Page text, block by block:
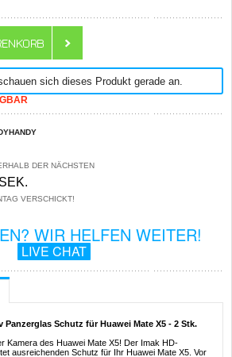
sich dieses Produkt gerade an.
DER NÄCHSTEN
VERSCHICKT!
WIR HELFEN WEITER!
LIVE CHAT
Panzerglas Schutz für Huawei Mate X5 - 2 Stk.
Kamera des Huawei Mate X5! Der Imak HD-
ausreichenden Schutz für Ihr Huawei Mate X5. Vor